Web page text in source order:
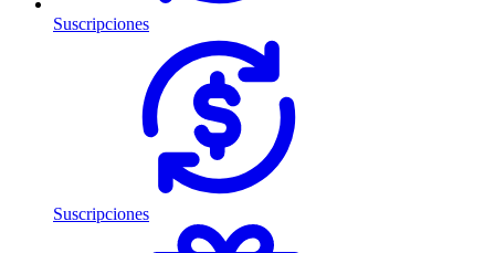
Suscripciones
Suscripciones